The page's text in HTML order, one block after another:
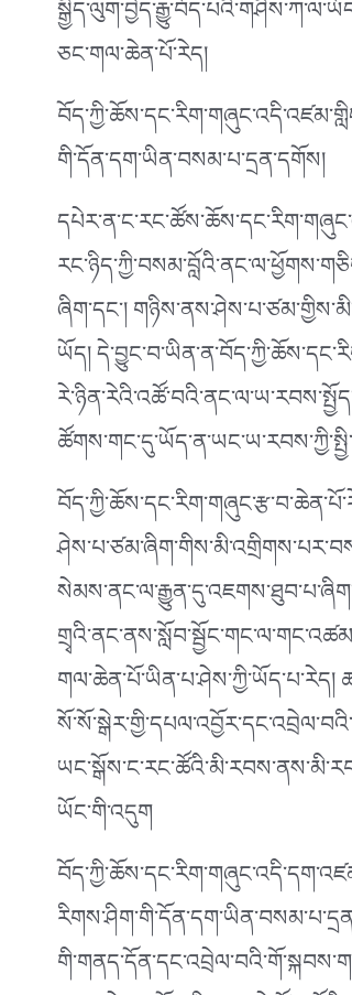
ཅང་གལ་ཆེན་པོ་རེད།
གི་དོན་དག་ཡིན་བསམ་པ་དྲན་དགོས།
ཞིག་དང༌།
ཡོད།
ཡོང་གི་འདུག